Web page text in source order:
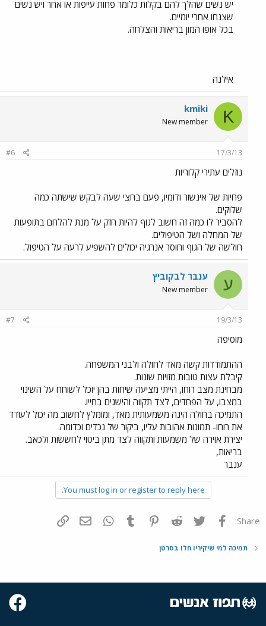
יש נשים שהלך להם בקלות כלומר פחות עייפות או אחר ויש נשים
שצנחו אחרי יומיים.
בכל אופו המון בריאות והצלחה.
אילנה
K
kmiki
New member
17/3/13
#6
נוזלים עתירי קלוריות
פחיות של אינשור ודומיו, פעם בחצי שעה לבקש שישתה כמה
שלוקים.
להסביר לו כמה זה חשוב לגוף להיות חזק על מנת להלחם בתופעות
של המחלה ושל הטיפולים.
חולשה של הגוף וחוסר אנרגיה יכולים להשפיע לרעה על הטיפול.
ע ענבר לבקוביץ
New member
19/3/13
#7
מוסיפה
ההתמודדות קשה מאד לחולה ולבני המשפחה.
קיבלת עצות טובות מזויות שונות.
מבחינת מצב רוחו, הייתי מציעה שיחות בהן יוכל לשוחח על השינוי
במצבו, על הפחדים, לצד תקווה והישגים בחייו.
התמיכה בחולה הינה משמעותית מאד, ומומלץ לחשוב מה יכול לעודד
את רוחו- תמונות אהובות עליו, ביקור של נכדים וכדומה.
יצירת אוירה של משמעות ותקווה לצד מתן ביטוי לחששות ולכאב.
בריאות,
ענבר
You must log in or register to reply here.
Share: פייסבוק Twitter
Reddit
Pinterest
Tumblr
WhatsAppדואר אלקטרוני
תמיכה למי שיקיריו חלו בסרטן